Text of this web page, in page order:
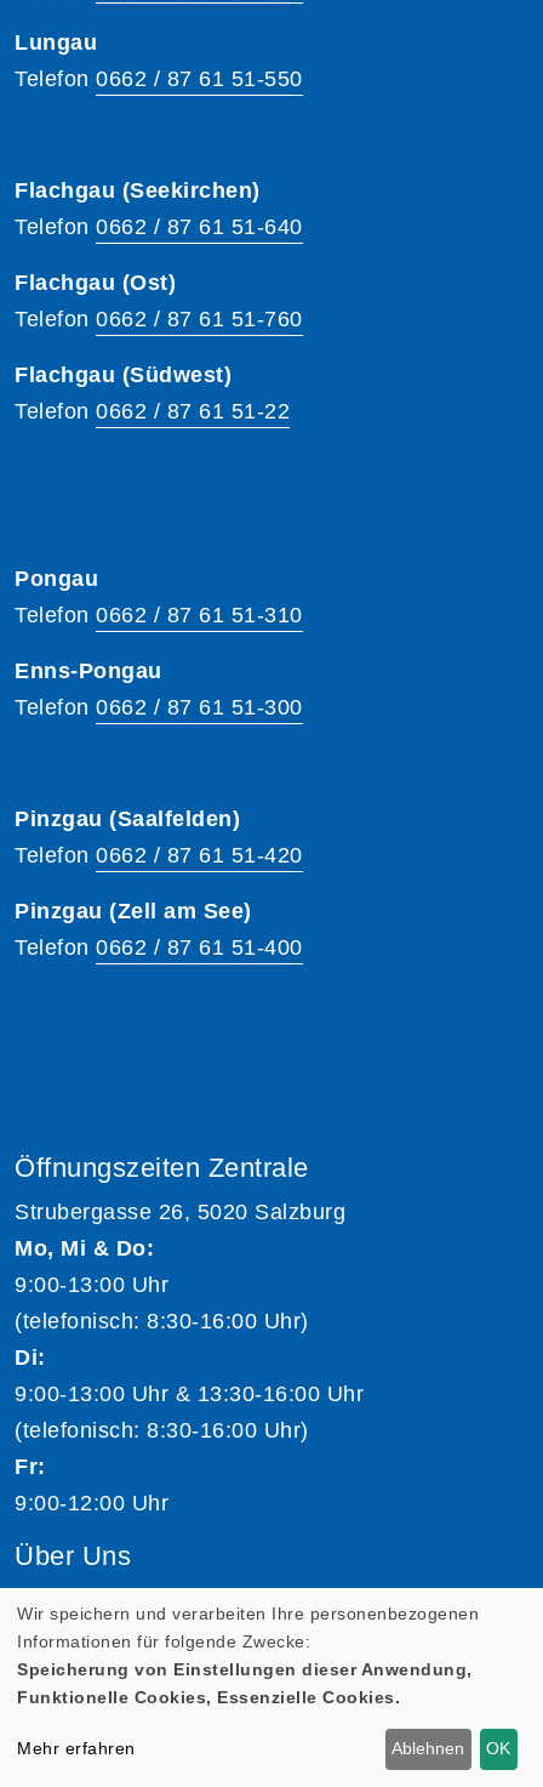
Lungau
Telefon 0662 / 87 61 51-550
Flachgau (Seekirchen)
Telefon 0662 / 87 61 51-640
Flachgau (Ost)
Telefon 0662 / 87 61 51-760
Flachgau (Südwest)
Telefon 0662 / 87 61 51-22
Pongau
Telefon 0662 / 87 61 51-310
Enns-Pongau
Telefon 0662 / 87 61 51-300
Pinzgau (Saalfelden)
Telefon 0662 / 87 61 51-420
Pinzgau (Zell am See)
Telefon 0662 / 87 61 51-400
Öffnungszeiten Zentrale
Strubergasse 26, 5020 Salzburg
Mo, Mi & Do:
9:00-13:00 Uhr
(telefonisch: 8:30-16:00 Uhr)
Di:
9:00-13:00 Uhr & 13:30-16:00 Uhr
(telefonisch: 8:30-16:00 Uhr)
Fr:
9:00-12:00 Uhr
Über Uns
Team Volkshochschule Salzburg
Jobs
Kursleiter:in werden
Wir speichern und verarbeiten Ihre personenbezogenen
Informationen für folgende Zwecke:
Speicherung von Einstellungen dieser Anwendung,
Funktionelle Cookies, Essenzielle Cookies.
Mehr erfahren Ablehnen OK